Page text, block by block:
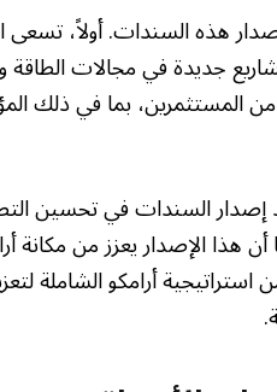
هذه السندات. أولاً،
جديدة في مجالات الطاقة
المستثمرين، بما في ذلك
السندات في تحسين
هذا الإصدار يعزز من
أرامكو الشاملة